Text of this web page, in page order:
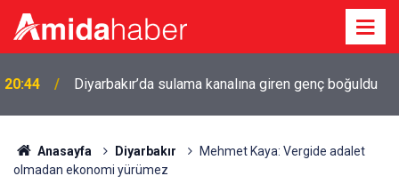
20:44 Diyarbakır’da sulama kanalına giren genç boğuldu
Anasayfa Diyarbakır
Mehmet Kaya: Vergide adalet
olmadan ekonomi yürümez